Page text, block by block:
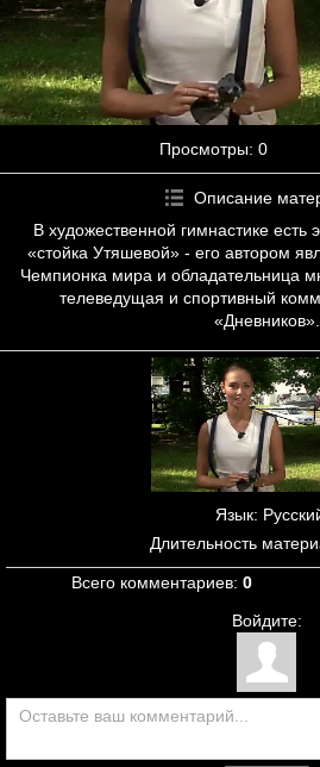
Просмотры: 0
Описание
В художественной гимнастике есть
«стойка Утяшевой» - его автором
Чемпионка мира и обладательница
телеведущая и спортивный
«Дневников».
Язык:
Длительность
Всего комментариев: 0
Войдите: